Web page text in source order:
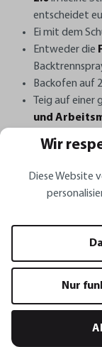
entscheidet
Ei mit dem
Entweder die
Backofen auf
Teig auf einer
und
verstreichen
dicke
bestreichen
im Auge
Schnecken
und genießen.
Wir
Diese Website
Nur